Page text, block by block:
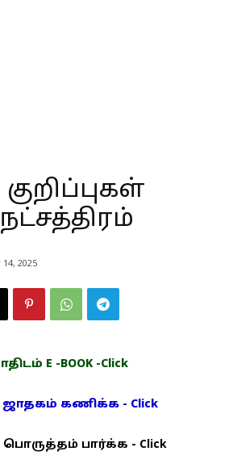
2025
E -BOOK -Click
கணிக்க - Click
பார்க்க - Click